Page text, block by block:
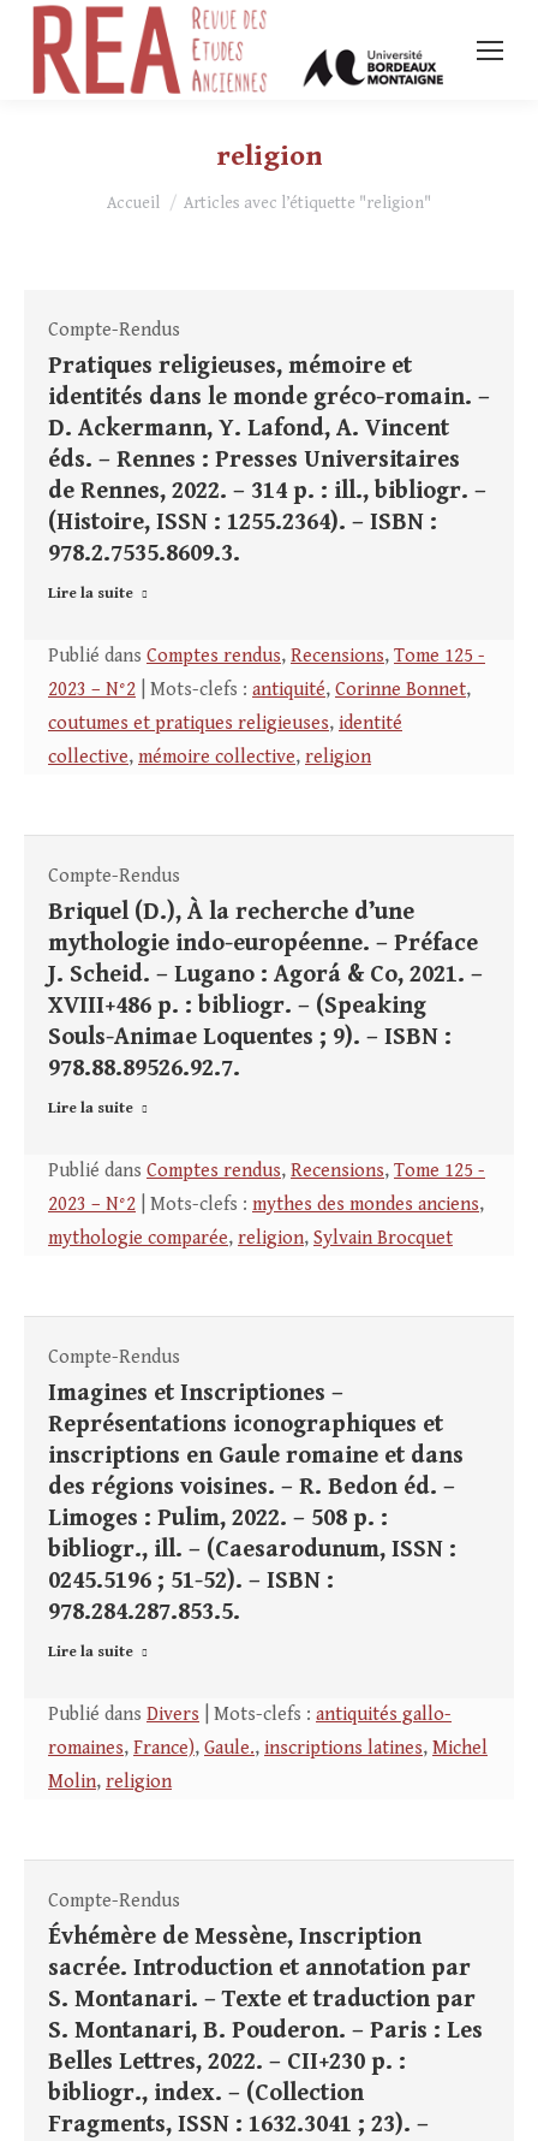
religion
Vous êtes ici :
Accueil Articles avec l’étiquette "religion"
Compte-Rendus
Pratiques religieuses, mémoire et
identités dans le monde gréco-romain. –
D. Ackermann, Y. Lafond, A. Vincent
éds. – Rennes : Presses Universitaires
de Rennes, 2022. – 314 p. : ill., bibliogr. –
(Histoire, ISSN : 1255.2364). – ISBN :
978.2.7535.8609.3.
Lire la suite
Publié dans Comptes rendus, Recensions, Tome 125 -
2023 – N°2 | Mots-clefs : antiquité, Corinne Bonnet,
coutumes et pratiques religieuses, identité
collective, mémoire collective, religion
Compte-Rendus
Briquel (D.), À la recherche d’une
mythologie indo-européenne. – Préface
J. Scheid. – Lugano : Agorá & Co, 2021. –
XVIII+486 p. : bibliogr. – (Speaking
Souls-Animae Loquentes ; 9). – ISBN :
978.88.89526.92.7.
Lire la suite
Publié dans Comptes rendus, Recensions, Tome 125 -
2023 – N°2 | Mots-clefs : mythes des mondes anciens,
mythologie comparée, religion, Sylvain Brocquet
Compte-Rendus
Imagines et Inscriptiones –
Représentations iconographiques et
inscriptions en Gaule romaine et dans
des régions voisines. – R. Bedon éd. –
Limoges : Pulim, 2022. – 508 p. :
bibliogr., ill. – (Caesarodunum, ISSN :
0245.5196 ; 51-52). – ISBN :
978.284.287.853.5.
Lire la suite
Publié dans Divers | Mots-clefs : antiquités gallo-
romaines, France), Gaule., inscriptions latines, Michel
Molin, religion
Compte-Rendus
Évhémère de Messène, Inscription
sacrée. Introduction et annotation par
S. Montanari. – Texte et traduction par
S. Montanari, B. Pouderon. – Paris : Les
Belles Lettres, 2022. – CII+230 p. :
bibliogr., index. – (Collection
Fragments, ISSN : 1632.3041 ; 23). –